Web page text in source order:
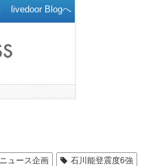
ニュース企画 石川能登震度6強